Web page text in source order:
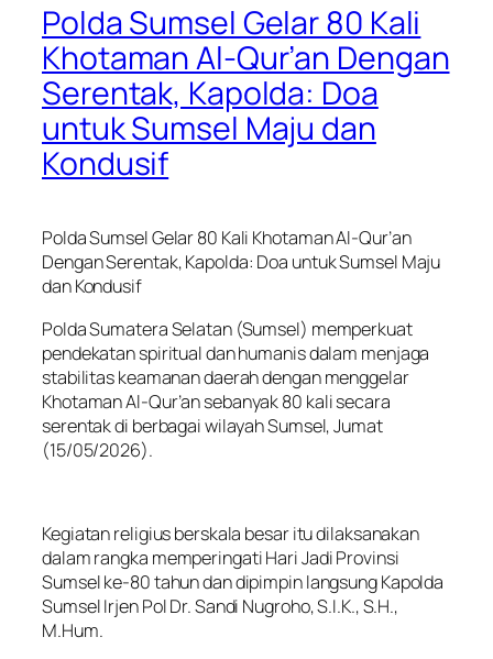
Polda Sumsel Gelar 80 Kali
Khotaman Al-Qur’an Dengan
Serentak, Kapolda: Doa
untuk Sumsel Maju dan
Kondusif
Polda Sumsel Gelar 80 Kali Khotaman Al-Qur’an
Dengan Serentak, Kapolda: Doa untuk Sumsel Maju
dan Kondusif
Polda Sumatera Selatan (Sumsel) memperkuat
pendekatan spiritual dan humanis dalam menjaga
stabilitas keamanan daerah dengan menggelar
Khotaman Al-Qur’an sebanyak 80 kali secara
serentak di berbagai wilayah Sumsel, Jumat
(15/05/2026).
Kegiatan religius berskala besar itu dilaksanakan
dalam rangka memperingati Hari Jadi Provinsi
Sumsel ke-80 tahun dan dipimpin langsung Kapolda
Sumsel Irjen Pol Dr. Sandi Nugroho, S.I.K., S.H.,
M.Hum.